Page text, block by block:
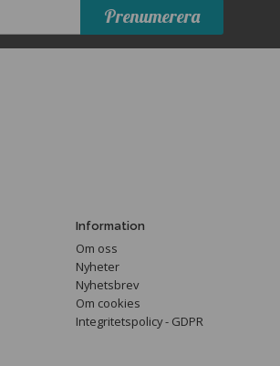
Prenumerera
Information
Om oss
Nyheter
Nyhetsbrev
Om cookies
Integritetspolicy - GDPR